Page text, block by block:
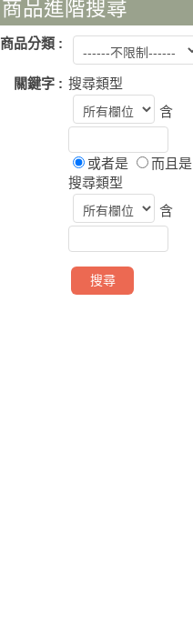
商品進階搜尋
商品分類 :
關鍵字 : 搜尋類型
含
或者是
而且是
搜尋類型
含